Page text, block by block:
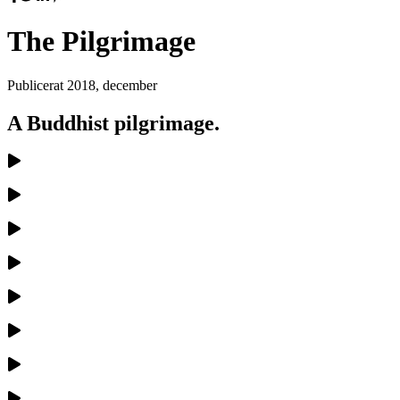
The Pilgrimage
Publicerat 2018, december
A Buddhist pilgrimage.